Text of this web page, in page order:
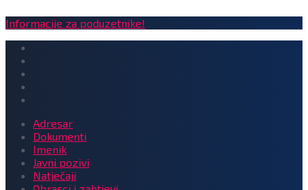
Informacije za poduzetnike!
Adresar
Dokumenti
Imenik
Javni pozivi
Natječaji